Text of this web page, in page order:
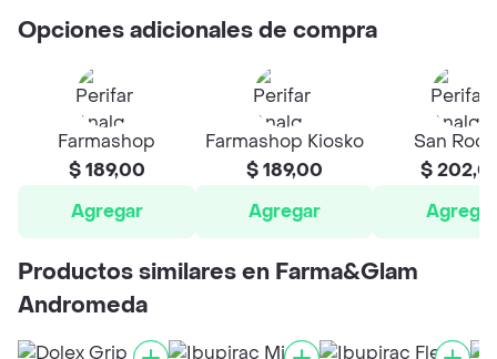
Opciones adicionales de compra
Farmashop
$ 189,00
Agregar
Farmashop Kiosko
$ 189,00
Agregar
San
$
Agregar
Productos similares en Farma&Glam
Andromeda